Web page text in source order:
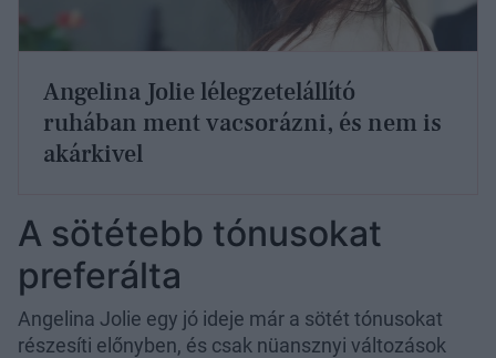
Angelina Jolie lélegzetelállító
ruhában ment vacsorázni, és nem is
akárkivel
A sötétebb tónusokat
preferálta
Angelina Jolie egy jó ideje már a sötét tónusokat
részesíti előnyben, és csak nüansznyi változások